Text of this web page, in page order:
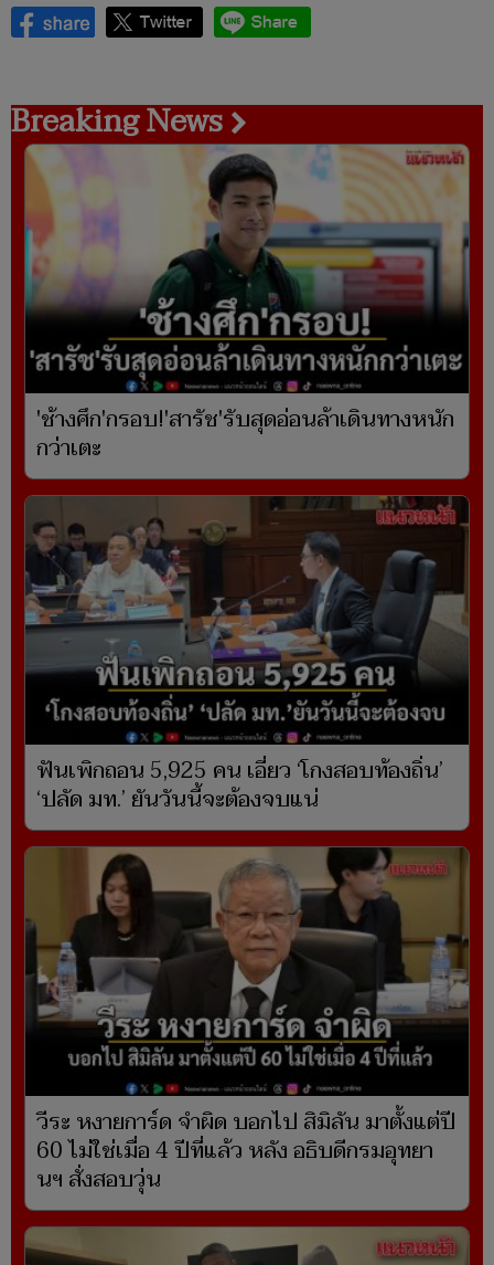
Breaking News
'ช้างศึก'กรอบ!'สารัช'รับสุดอ่อนล้าเดินทางหนัก
กว่าเตะ
ฟันเพิกถอน 5,925 คน เอี่ยว ‘โกงสอบท้องถิ่น’
‘ปลัด มท.’ ยันวันนี้จะต้องจบแน่
วีระ หงายการ์ด จำผิด บอกไป สิมิลัน มาตั้งแต่ปี
60 ไม่ใช่เมื่อ 4 ปีที่แล้ว หลัง อธิบดีกรมอุทยา
นฯ สั่งสอบวุ่น